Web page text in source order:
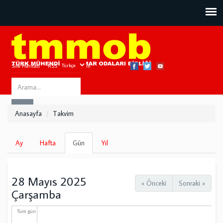
Site Haritası RSS Bize Ulaşın
Search
this
Anasayfa Takvim
Birincil
sekmeler
Ay Hafta Gün
sekme)
Yıl
« Önceki Sonraki »
28 Mayıs 2025
Çarşamba
Tüm gün